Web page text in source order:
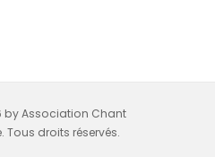
by Association Chant
Tous droits réservés.